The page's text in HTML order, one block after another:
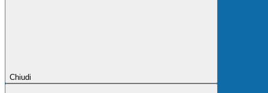
Chiudi